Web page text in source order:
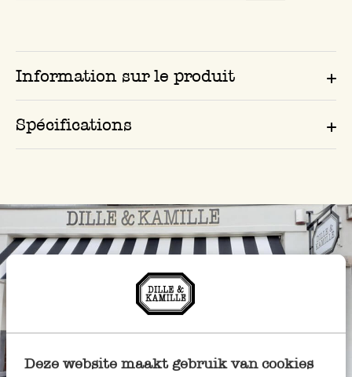
Deze website maakt gebruik van cookies
Information sur le produit
Spécifications